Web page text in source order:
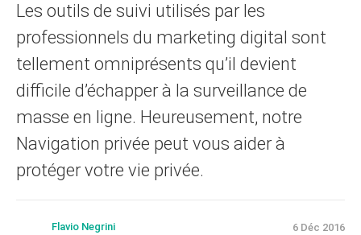
Les outils de suivi utilisés par les
professionnels du marketing digital sont
tellement omniprésents qu’il devient
difficile d’échapper à la surveillance de
masse en ligne. Heureusement, notre
Navigation privée peut vous aider à
protéger votre vie privée.
Flavio Negrini 6 Déc 2016